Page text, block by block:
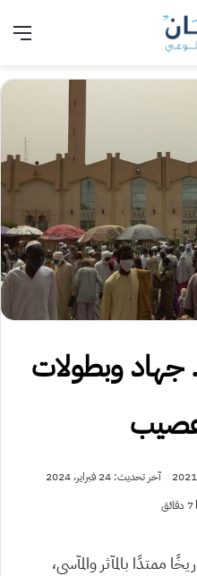
جهاد وبطولات
آخر تحديث: 24 فبراير، 2024
7 دقائق
ممتدًا بالمآثر والمآسي،